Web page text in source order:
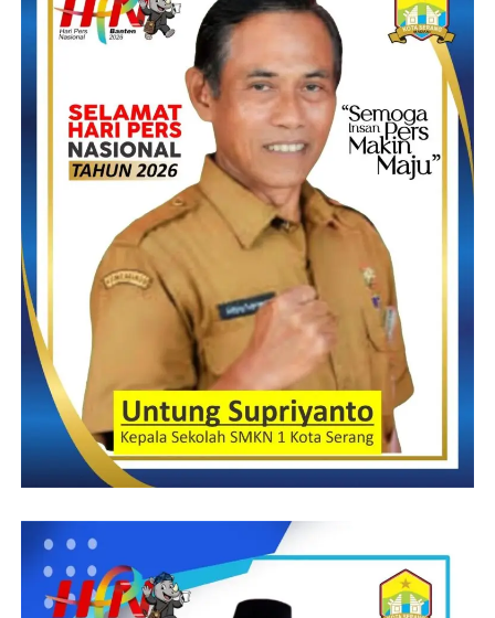
Tanggamus sehingga dalam interaksi baik perkataan dan tingkah
laku kita dapat kita jaga.
Kemudian kepada pendamping dan offisial tolong diperhatikan
kesehatan pola makannya dan dalam waktu perlombaannya
nanti. Jangan lupakan terkait kesehatan karena ini merupakan
faktor penentu makanan yang dikonsumsi juga harus sehat,
Selain itu, agar kita juga dapat memberikan dukungan dan
semangat dalam perlombaan MTQ agar kita bisa tampil yang
terbaik dan harapan kita Tanggamus bisa meraih juara umum